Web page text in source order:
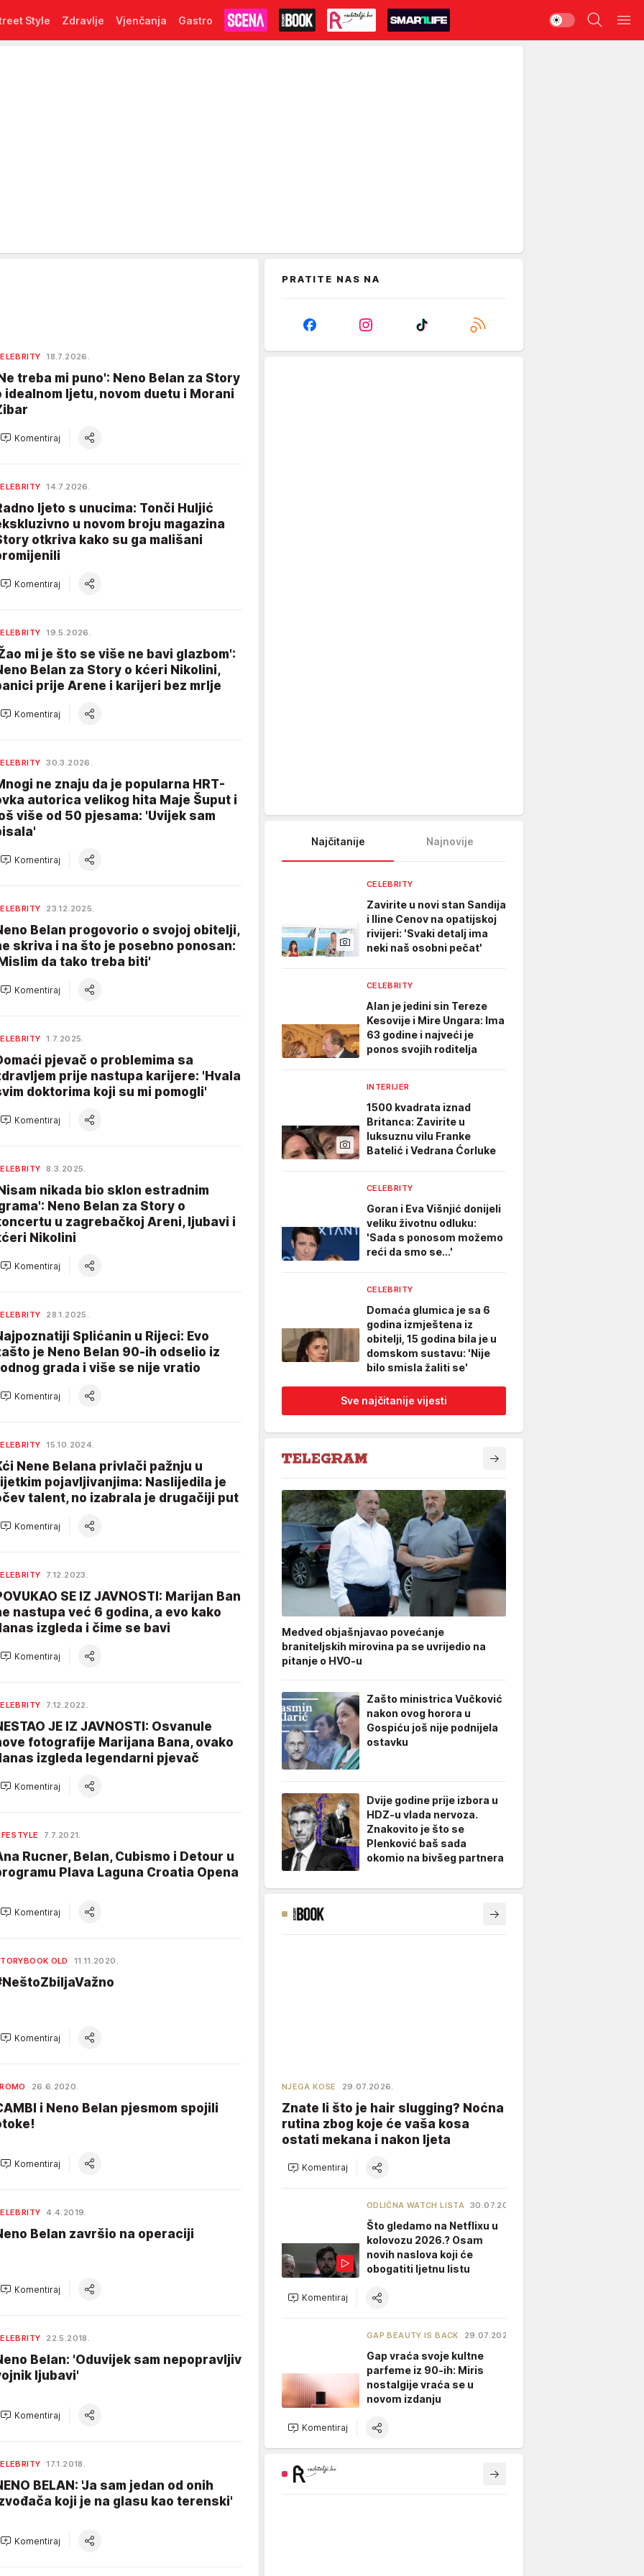
Style Zdravlje Vjenčanja Gastro
18.7.2026.
treba mi puno': Neno Belan za Story
idealnom ljetu, novom duetu i Morani
Komentiraj
14.7.2026.
ljeto s unucima: Tonči Huljić
u novom broju magazina
otkriva kako su ga mališani
Komentiraj
19.5.2026.
mi je što se više ne bavi glazbom':
Belan za Story o kćeri Nikolini,
prije Arene i karijeri bez mrlje
Komentiraj
30.3.2026.
ne znaju da je popularna HRT-
autorica velikog hita Maje Šuput i
više od 50 pjesama: 'Uvijek sam
Komentiraj
23.12.2025.
Belan progovorio o svojoj obitelji,
skriva i na što je posebno ponosan:
da tako treba biti'
Komentiraj
1.7.2025.
pjevač o problemima sa
prije nastupa karijere: 'Hvala
doktorima koji su mi pomogli'
Komentiraj
8.3.2025.
nikada bio sklon estradnim
Neno Belan za Story o
u zagrebačkoj Areni, ljubavi i
Nikolini
Komentiraj
28.1.2025.
Splićanin u Rijeci: Evo
je Neno Belan 90-ih odselio iz
grada i više se nije vratio
Komentiraj
15.10.2024.
Nene Belana privlači pažnju u
pojavljivanjima: Naslijedila je
talent, no izabrala je drugačiji put
Komentiraj
7.12.2023.
SE IZ JAVNOSTI: Marijan Ban
nastupa već 6 godina, a evo kako
izgleda i čime se bavi
Komentiraj
7.12.2022.
JE IZ JAVNOSTI: Osvanule
fotografije Marijana Bana, ovako
izgleda legendarni pjevač
Komentiraj
7.7.2021.
Rucner, Belan, Cubismo i Detour u
Plava Laguna Croatia Opena
Komentiraj
OLD 11.11.2020.
Komentiraj
26.6.2020.
i Neno Belan pjesmom spojili
Komentiraj
4.4.2019.
Belan završio na operaciji
Komentiraj
22.5.2018.
Belan: 'Oduvijek sam nepopravljiv
ljubavi'
Komentiraj
17.1.2018.
BELAN: 'Ja sam jedan od onih
koji je na glasu kao terenski'
Komentiraj
PRATITE NAS NA
Najčitanije Najnovije
CELEBRITY
Zavirite u novi stan Sandija
i Iline Cenov na opatijskoj
rivijeri: 'Svaki detalj ima
neki naš osobni pečat'
CELEBRITY
Alan je jedini sin Tereze
Kesovije i Mire Ungara: Ima
63 godine i najveći je
ponos svojih roditelja
INTERIJER
1500 kvadrata iznad
Britanca: Zavirite u
luksuznu vilu Franke
Batelić i Vedrana Ćorluke
CELEBRITY
Goran i Eva Višnjić donijeli
veliku životnu odluku:
'Sada s ponosom možemo
reći da smo se...'
CELEBRITY
Domaća glumica je sa 6
godina izmještena iz
obitelji, 15 godina bila je u
domskom sustavu: 'Nije
bilo smisla žaliti se'
Sve najčitanije vijesti
Medved objašnjavao povećanje
braniteljskih mirovina pa se uvrijedio na
pitanje o HVO-u
Zašto ministrica Vučković
nakon ovog horora u
Gospiću još nije podnijela
ostavku
Dvije godine prije izbora u
HDZ-u vlada nervoza.
Znakovito je što se
Plenković baš sada
okomio na bivšeg partnera
NJEGA KOSE 29.07.2026.
Znate li što je hair slugging? Noćna
rutina zbog koje će vaša kosa
ostati mekana i nakon ljeta
Komentiraj
ODLIČNA WATCH LISTA 30.07.2026.
Što gledamo na Netflixu u
kolovozu 2026.? Osam
novih naslova koji će
obogatiti ljetnu listu
Komentiraj
GAP BEAUTY IS BACK 29.07.2026.
Gap vraća svoje kultne
parfeme iz 90-ih: Miris
nostalgije vraća se u
novom izdanju
Komentiraj